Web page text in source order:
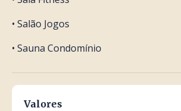
• Salão Jogos
• Sauna Condomínio
Valores